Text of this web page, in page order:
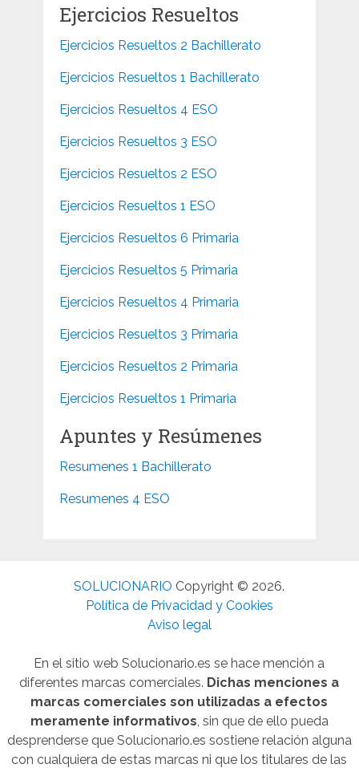
Ejercicios Resueltos
Ejercicios Resueltos 2 Bachillerato
Ejercicios Resueltos 1 Bachillerato
Ejercicios Resueltos 4 ESO
Ejercicios Resueltos 3 ESO
Ejercicios Resueltos 2 ESO
Ejercicios Resueltos 1 ESO
Ejercicios Resueltos 6 Primaria
Ejercicios Resueltos 5 Primaria
Ejercicios Resueltos 4 Primaria
Ejercicios Resueltos 3 Primaria
Ejercicios Resueltos 2 Primaria
Ejercicios Resueltos 1 Primaria
Apuntes y Resúmenes
Resumenes 1 Bachillerato
Resumenes 4 ESO
SOLUCIONARIO Copyright © 2026.
Política de Privacidad y Cookies
Aviso legal
En el sitio web Solucionario.es se hace mención a
diferentes marcas comerciales. Dichas menciones a
marcas comerciales son utilizadas a efectos
meramente informativos, sin que de ello pueda
desprenderse que Solucionario.es sostiene relación alguna
con cualquiera de estas marcas ni que los titulares de las